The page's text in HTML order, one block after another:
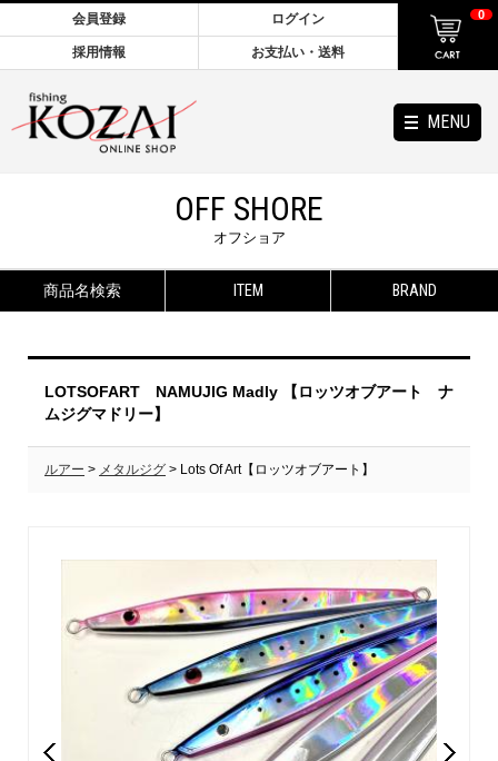
MENU
会員登録 ログイン
採用情報 お支払い・送料
0
OFF SHORE
オフショア
商品名検索 ITEM BRAND
LOTSOFART NAMUJIG Madly 【ロッツオブアート ナ
ムジグマドリー】
ルアー > メタルジグ > Lots Of Art【ロッツオブアート】